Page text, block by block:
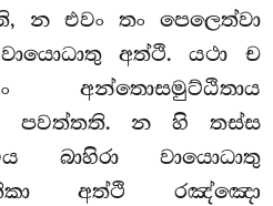
න එවං තං පෙලෙත්වා
අත්ථි. යථා ච
අන්තොසමුට්ඨිතාය
පවත්තති. න හි තස්ස
බාහිරා වායොධාතු
අත්ථි රඤ්ඤො